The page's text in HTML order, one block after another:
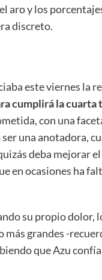
aro y los
discreto.
este viernes la
cumplirá la
con una
una anotadora,
deba mejorar
en ocasiones ha
su propio dolor,
grandes -
que Azu